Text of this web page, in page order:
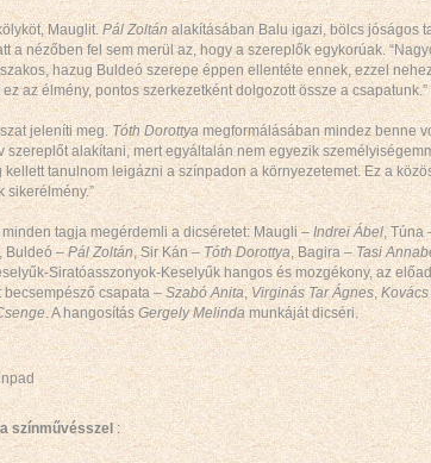
Mauglit.Pál Zoltán alakításában Balu igazi, bölcs jóságos
a nézőben fel sem merül az, hogy a szereplők egykorúak.
hazug Buldeó szerepe éppen ellentéte ennek, ezzel
az élmény, pontos szerkezetként dolgozott össze a csapatunk.”
jeleníti meg. Tóth Dorottya megformálásában mindez benne
szereplőt alakítani, mert egyáltalán nem egyezik
kellett tanulnom leigázni a színpadon a környezetemet. Ez a
sikerélmény.”
tagja megérdemli a dicséretet: Maugli –Indrei Ábel , Túna
Buldeó – Pál Zoltán, Sir Kán –Tóth Dorottya , Bagira – Tasi
Siratóasszonyok-Keselyűk hangos és mozgékony, az
csapata – Szabó Anita,Virginás Tar Ágnes,
. A hangosítás Gergely Melindamunkáját dicséri.
színművésszel :